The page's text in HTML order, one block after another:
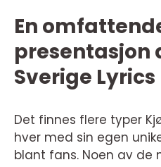
En
presentasjon
Sverige Lyrics
Det finnes flere typer
hver med sin egen
blant fans. Noen av de